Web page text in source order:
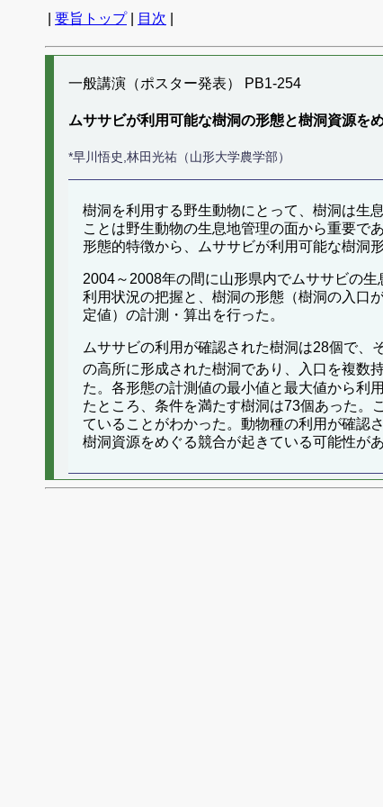
要旨トップ| 目次
一般講演（ポスター発表） PB1-254
ムササビが利用可能な樹洞の形態と樹洞資源を
*早川悟史,林田光祐（山形大学農学部）
樹洞を利用する野生動物にとって、樹洞は生
ことは野生動物の生息地管理の面から重要で
形態的特徴から、ムササビが利用可能な樹洞
2004～2008年の間に山形県内でムササビの
利用状況の把握と、樹洞の形態（樹洞の入口
定値）の計測・算出を行った。
ムササビの利用が確認された樹洞は28個で、
の高所に形成された樹洞であり、入口を複数
た。各形態の計測値の最小値と最大値から利
たところ、条件を満たす樹洞は73個あった。
ていることがわかった。動物種の利用が確認
樹洞資源をめぐる競合が起きている可能性が